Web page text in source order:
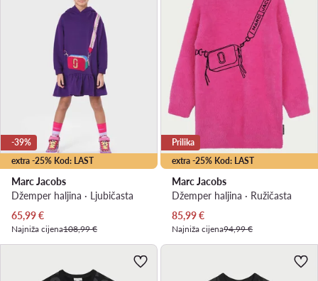
extra -25% Kod: LAST
-39%
Marc Jacobs
Džemper haljina · Ljubičasta
Trenutna cijena
65,99€
Najniža cijena108,99 €
extra -25% Kod: LAST
Prilika
Marc Jacobs
Džemper haljina · Ružičasta
Trenutna cijena
85,99€
Najniža cijena94,99 €